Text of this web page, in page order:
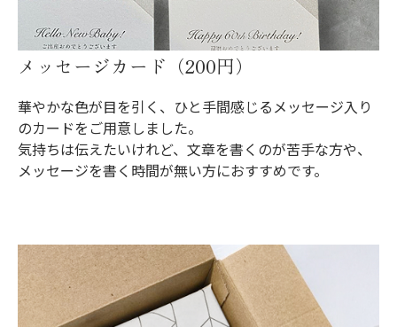
メッセージカード（200円）
華やかな色が目を引く、ひと手間感じるメッセージ入り
のカードをご用意しました。
気持ちは伝えたいけれど、文章を書くのが苦手な方や、
メッセージを書く時間が無い方におすすめです。